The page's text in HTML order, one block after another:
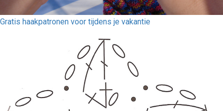
Gratis haakpatronen voor tijdens je vakantie